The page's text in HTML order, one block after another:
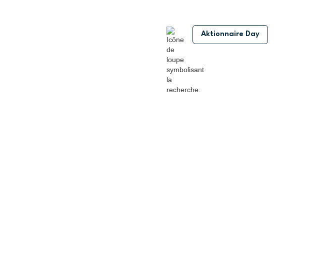
Aktionnaire Day